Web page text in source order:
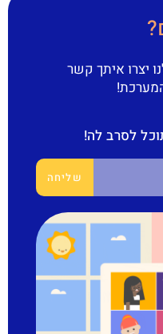
יצרו איתך קשר
לסרב לה!
שליחה